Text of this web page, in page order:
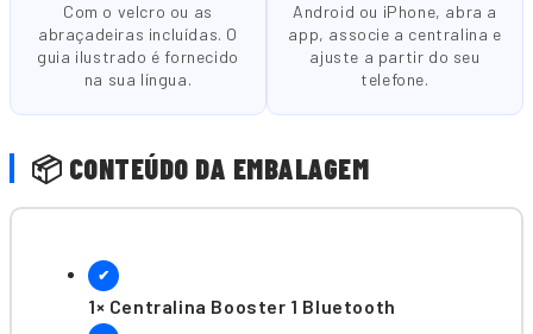
Com o velcro ou as
abraçadeiras incluídas. O
guia ilustrado é fornecido
na sua língua.
Android ou iPhone, abra a
app, associe a centralina e
ajuste a partir do seu
telefone.
📦 CONTEÚDO DA EMBALAGEM
✔
1× Centralina Booster 1 Bluetooth